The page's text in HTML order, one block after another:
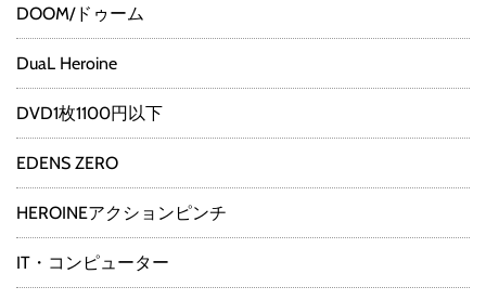
DOOM/ドゥーム
DuaL Heroine
DVD1枚1100円以下
EDENS ZERO
HEROINEアクションピンチ
IT・コンピューター